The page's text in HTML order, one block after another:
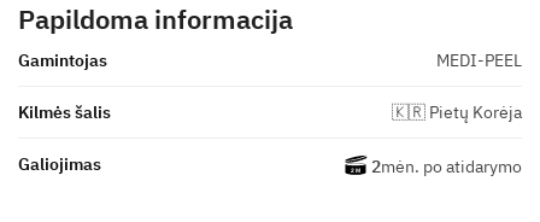
Papildoma informacija
Gamintojas MEDI-PEEL
Kilmės šalis 🇰🇷 Pietų Korėja
Galiojimas 2mėn. po atidarymo